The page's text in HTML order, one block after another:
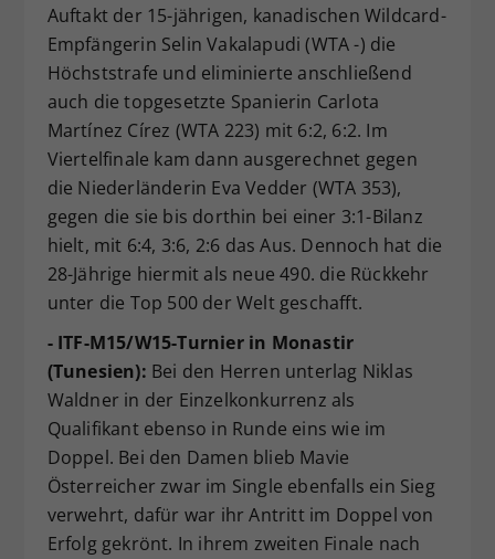
Auftakt der 15-jährigen, kanadischen Wildcard-
Empfängerin Selin Vakalapudi (WTA -) die
Höchststrafe und eliminierte anschließend
auch die topgesetzte Spanierin Carlota
Martínez Círez (WTA 223) mit 6:2, 6:2. Im
Viertelfinale kam dann ausgerechnet gegen
die Niederländerin Eva Vedder (WTA 353),
gegen die sie bis dorthin bei einer 3:1-Bilanz
hielt, mit 6:4, 3:6, 2:6 das Aus. Dennoch hat die
28-Jährige hiermit als neue 490. die Rückkehr
unter die Top 500 der Welt geschafft.
- ITF-M15/W15-Turnier in Monastir
(Tunesien): Bei den Herren unterlag Niklas
Waldner in der Einzelkonkurrenz als
Qualifikant ebenso in Runde eins wie im
Doppel. Bei den Damen blieb Mavie
Österreicher zwar im Single ebenfalls ein Sieg
verwehrt, dafür war ihr Antritt im Doppel von
Erfolg gekrönt. In ihrem zweiten Finale nach